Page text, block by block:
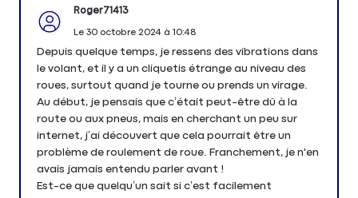
Roger71413
Le 30 octobre 2024à 10:48
Depuis quelque temps, je ressens des vibrations dans
le volant, et il y a un cliquetis étrange au niveau des
roues, surtout quand je tourne ou prends un virage.
Au début, je pensais que c’était peut-être dû à la
route ou aux pneus, mais en cherchant un peu sur
internet, j’ai découvert que cela pourrait être un
problème de roulement de roue. Franchement, je n'en
avais jamais entendu parler avant !
Est-ce que quelqu’un sait si c’est facilement